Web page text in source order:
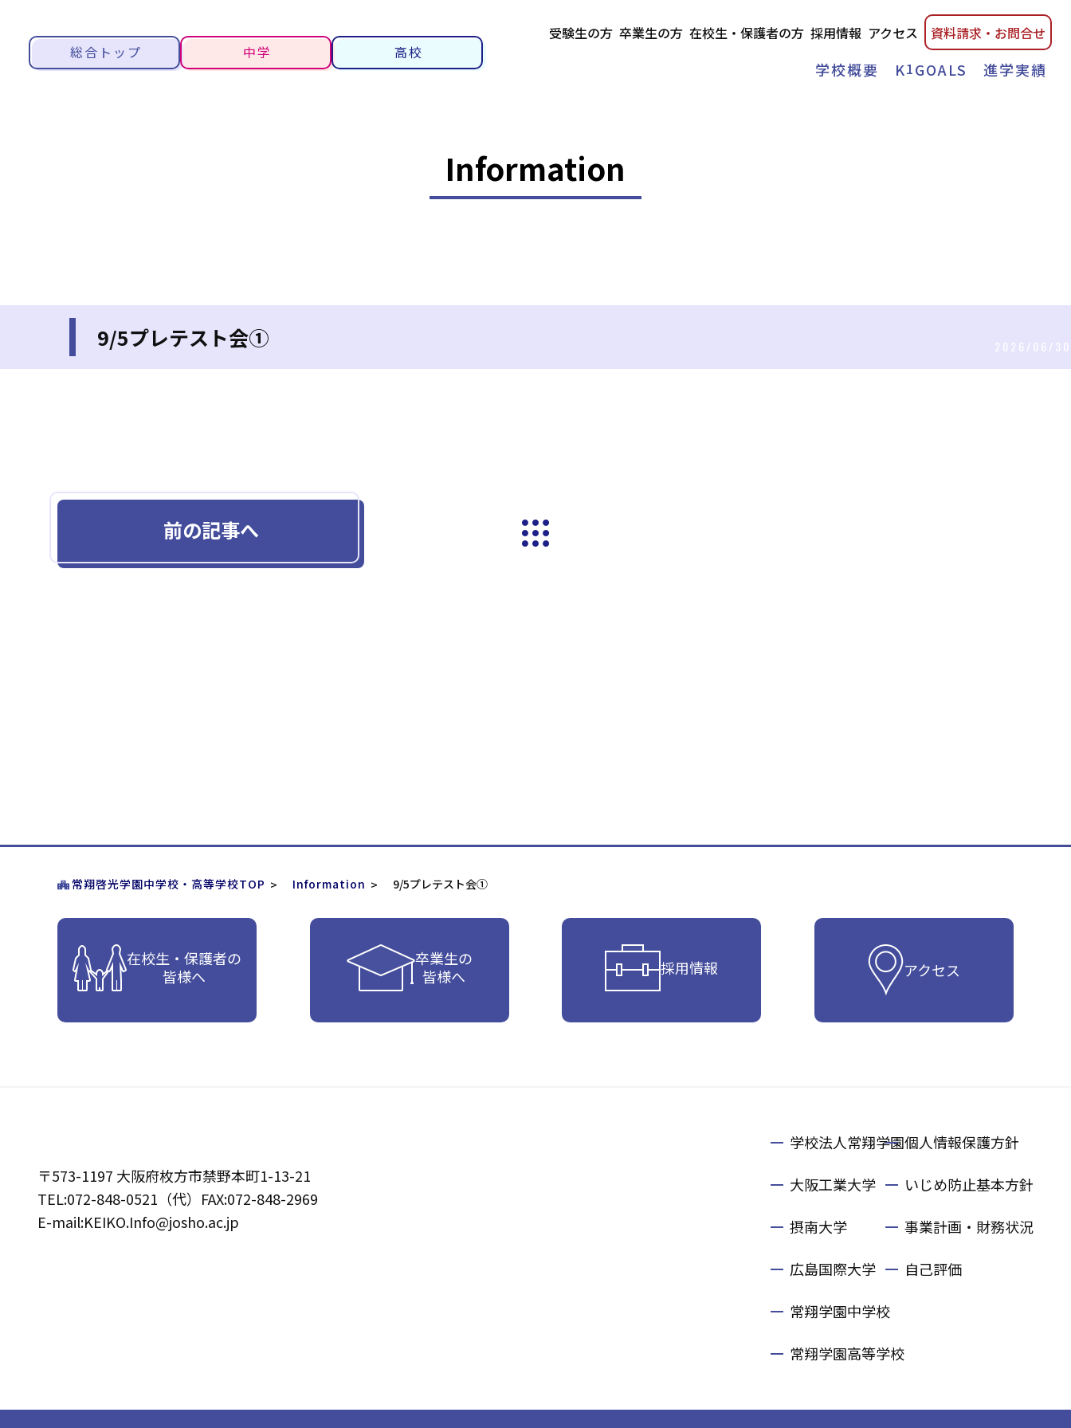
総合トップ 中学 高校
受験生の方 卒業生の方 在校生・保護者の方 採用情報 アクセス 資料請求・ お問合せ
学校概要 K1GOALS 進学実績
Information
9/5プレテスト会① 2026/06/30
前の記事へ
常翔啓光学園中学校・高等学校TOP Information 9/5プレテスト会①
在校生・保護者の
皆様へ
卒業生の
皆様へ
採用情報 アクセス
〒573-1197 大阪府枚方市禁野本町1-13-21
TEL:072-848-0521（代）FAX:072-848-2969
E-mail:KEIKO.Info@josho.ac.jp
学校法人常翔学園
大阪工業大学
摂南大学
広島国際大学
常翔学園中学校
常翔学園高等学校
個人情報保護方針
いじめ防止基本方針
事業計画・財務状況
自己評価